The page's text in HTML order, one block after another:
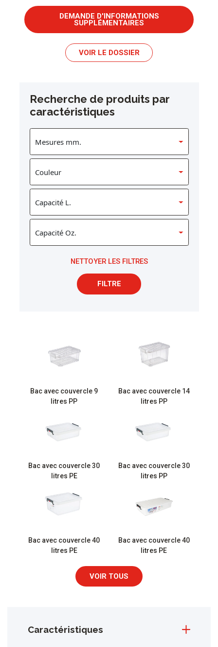
DEMANDE D'INFORMATIONS
SUPPLÉMENTAIRES
VOIR LE DOSSIER
Recherche de produits par
caractéristiques
NETTOYER LES FILTRES
FILTRE
Bac avec couvercle 9
litres PP
Bac avec couvercle 14
litres PP
Bac avec couvercle 30
litres PE
Bac avec couvercle 30
litres PP
Bac avec couvercle 40
litres PE
Bac avec couvercle 40
litres PE
VOIR TOUS
Caractéristiques